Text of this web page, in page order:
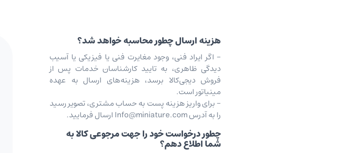
هزینه ارسال چطور محاسبه خواهد شد؟
- اگر ایراد فنی، وجود مغایرت فنی یا فیزیکی یا آسیب
دیدگی ظاهری، به تایید کارشناسان خدمات پس از
فروش دیجی‌کالا برسد، هزینه‌های ارسال به عهده
مینیاتور است.
- برای واریز هزینه پست به حساب مشتری، تصویر رسید
را به آدرس Info@miniature.com ارسال فرمایید.
چطور درخواست خود را جهت مرجوعی کالا به
شما اطلاع دهم؟